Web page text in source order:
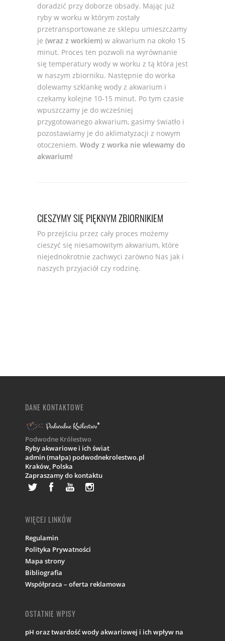
doradzić przy doborze obsady. Mając już
ryby w worku w którym zostały
przetransportowane ze sklepu umieszczamy
je (wraz z workiem) w akwarium na około 15
minut. Proces ten pozwoli na wyrównanie
się temperatury wody w worku z tą która jest
w naszym zbiorniku. Następnie do worka
dolewamy szklankę wody z akwarium i
czekamy kolejne 10-15 minut. Po tym czasie
wpuszczamy je do wcześniej
przygotowanego akwarium, gasimy światło i
pozostawiamy je do aklimatyzacji z nowym
otoczeniem. Wody z worka nie wlewamy do
akwarium!
CIESZYMY SIĘ PIĘKNYM ZBIORNIKIEM
Po przejściu przez cały proces możemy
cieszyć się niesamowitym akwarium, które
niejednokrotnie zachwyci zarówno Nas jak i
naszych przyjaciół czy rodzinę.
DANE KONTAKTOWE
Podwodne Królestwo
Ryby akwariowe i ich świat
admin (małpa) podwodnekrolestwo.pl
Kraków, Polska
Zapraszamy do kontaktu
WIĘCEJ LINKÓW
Regulamin
Polityka Prywatności
Mapa strony
Bibliografia
Współpraca – oferta reklamowa
OSTATNIE WPISY
pH oraz twardość wody akwariowej i ich wpływ na